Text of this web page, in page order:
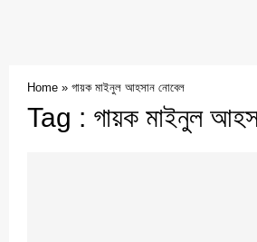
Home » গায়ক মাইনুল আহসান নোবেল
Tag : গায়ক মাইনুল